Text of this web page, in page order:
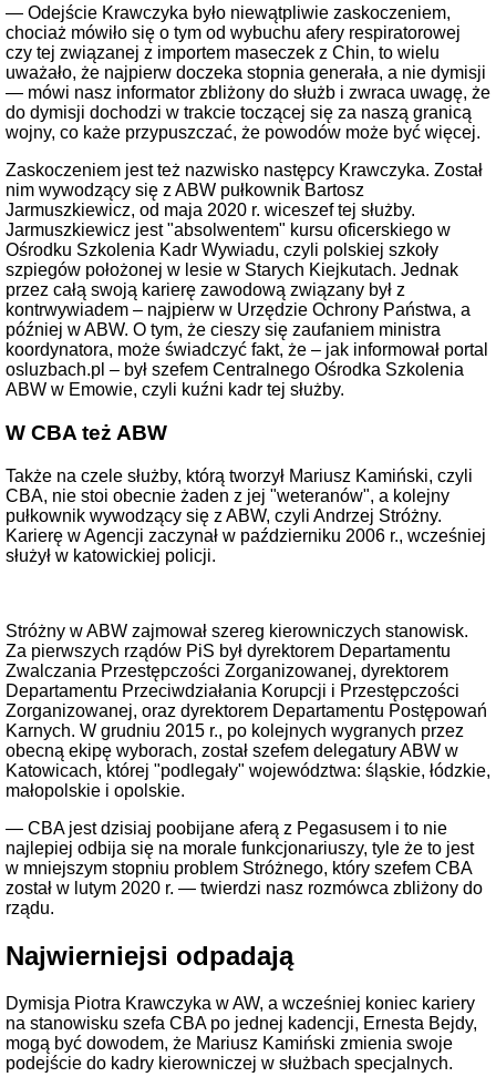
— Odejście Krawczyka było niewątpliwie zaskoczeniem,
chociaż mówiło się o tym od wybuchu afery respiratorowej
czy tej związanej z importem maseczek z Chin, to wielu
uważało, że najpierw doczeka stopnia generała, a nie dymisji
— mówi nasz informator zbliżony do służb i zwraca uwagę, że
do dymisji dochodzi w trakcie toczącej się za naszą granicą
wojny, co każe przypuszczać, że powodów może być więcej.
Zaskoczeniem jest też nazwisko następcy Krawczyka. Został
nim wywodzący się z ABW pułkownik Bartosz
Jarmuszkiewicz, od maja 2020 r. wiceszef tej służby.
Jarmuszkiewicz jest "absolwentem" kursu oficerskiego w
Ośrodku Szkolenia Kadr Wywiadu, czyli polskiej szkoły
szpiegów położonej w lesie w Starych Kiejkutach. Jednak
przez całą swoją karierę zawodową związany był z
kontrwywiadem – najpierw w Urzędzie Ochrony Państwa, a
później w ABW. O tym, że cieszy się zaufaniem ministra
koordynatora, może świadczyć fakt, że – jak informował portal
osluzbach.pl – był szefem Centralnego Ośrodka Szkolenia
ABW w Emowie, czyli kuźni kadr tej służby.
W CBA też ABW
Także na czele służby, którą tworzył Mariusz Kamiński, czyli
CBA, nie stoi obecnie żaden z jej "weteranów", a kolejny
pułkownik wywodzący się z ABW, czyli Andrzej Stróżny.
Karierę w Agencji zaczynał w październiku 2006 r., wcześniej
służył w katowickiej policji.
Stróżny w ABW zajmował szereg kierowniczych stanowisk.
Za pierwszych rządów PiS był dyrektorem Departamentu
Zwalczania Przestępczości Zorganizowanej, dyrektorem
Departamentu Przeciwdziałania Korupcji i Przestępczości
Zorganizowanej, oraz dyrektorem Departamentu Postępowań
Karnych. W grudniu 2015 r., po kolejnych wygranych przez
obecną ekipę wyborach, został szefem delegatury ABW w
Katowicach, której "podlegały" województwa: śląskie, łódzkie,
małopolskie i opolskie.
— CBA jest dzisiaj poobijane aferą z Pegasusem i to nie
najlepiej odbija się na morale funkcjonariuszy, tyle że to jest
w mniejszym stopniu problem Stróżnego, który szefem CBA
został w lutym 2020 r. — twierdzi nasz rozmówca zbliżony do
rządu.
Najwierniejsi odpadają
Dymisja Piotra Krawczyka w AW, a wcześniej koniec kariery
na stanowisku szefa CBA po jednej kadencji, Ernesta Bejdy,
mogą być dowodem, że Mariusz Kamiński zmienia swoje
podejście do kadry kierowniczej w służbach specjalnych.